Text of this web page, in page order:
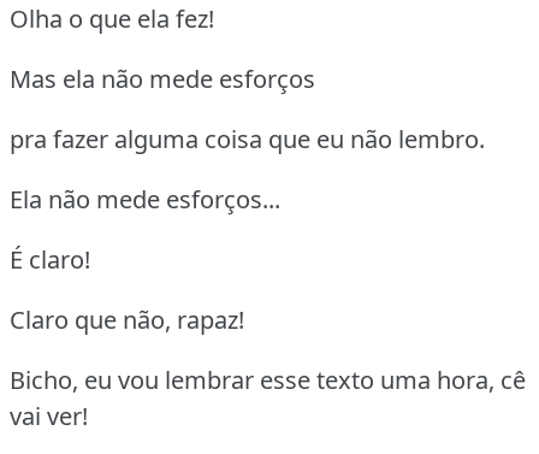
Olha o que ela fez!
Mas ela não mede esforços
pra fazer alguma coisa que eu não lembro.
Ela não mede esforços...
É claro!
Claro que não, rapaz!
Bicho, eu vou lembrar esse texto uma hora, cê
vai ver!